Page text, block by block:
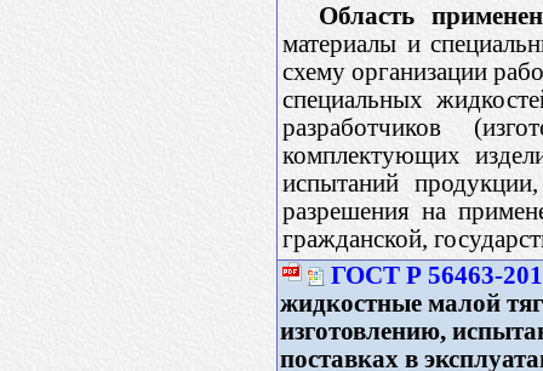
Область
материалы и
схему организации
специальных
разработчиков
комплектующих
испытаний
разрешения на
гражданской,
ГОСТ Р 56463-
жидкостные малой
изготовлению,
поставках в